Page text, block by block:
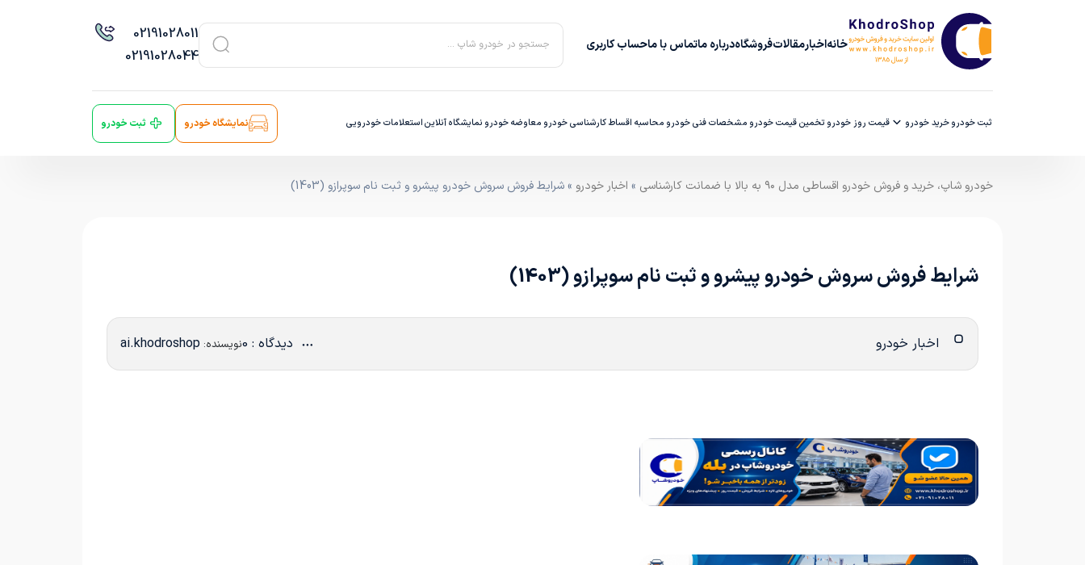
خانهاخبارمقالاتفروشگاهدرباره‌ ماتماس با ماحساب کاربری جستجو در خودرو شاپ ...
02191028011
02191028044
ثبت خودروخرید خودرو قیمت روز خودرو تخمین قیمت خودرو مشخصات فنی خودرو محاسبه اقساطکارشناسی خودرو معاوضه خودرو نمایشگاه آنلایناستعلامات خودرویی نمایشگاه خودرو ثبت خودرو
خودرو شاپ، خرید و فروش خودرو اقساطی مدل ۹۰ به بالا با ضمانت کارشناسی » اخبار خودرو » شرایط فروش سروش خودرو پیشرو و ثبت نام سوپرازو (1403)
شرایط فروش سروش خودرو پیشرو و ثبت نام سوپرازو (1403)
اخبار خودرو دیدگاه : 0 نویسنده: ai.khodroshop